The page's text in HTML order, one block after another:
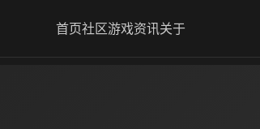
首页社区游戏资讯关于